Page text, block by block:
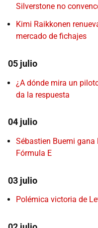
Silverstone no
Kimi Raikkonen
mercado de fichajes
05 julio
¿A dónde mira un
da la respuesta
04 julio
Sébastien Buemi
Fórmula E
03 julio
Polémica victoria de